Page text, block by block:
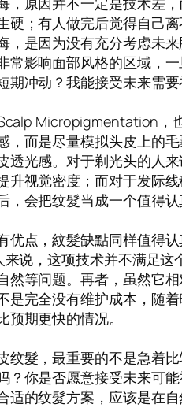
硬；有人做完后觉得自己
，是因为没有充分考虑未
常影响面部风格的区域，
期冲动？我能接受未来需
Micropigmentation，
，而是尽量模拟头皮上的
透光感。对于剃光头的人
升视觉密度；而对于发际
，会把纹髮当成一个值得认
优点，紋髮缺點同样值得
来说，这项技术并不满足
然等问题。再者，虽然它
是完全没有维护成本，随
期更快的情况。
纹髮，最重要的不是急着
？你是否愿意接受未来可
适的纹髮方案，应该是在